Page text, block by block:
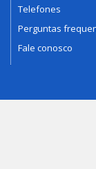
Telefones
Perguntas
Fale conosco